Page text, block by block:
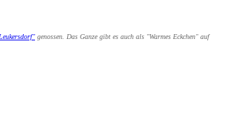
genossen. Das Ganze gibt es auch als "Warmes Eckchen" auf